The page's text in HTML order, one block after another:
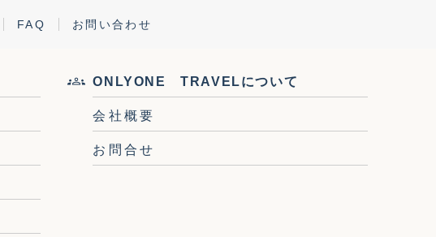
FAQ お問い合わせ
ONLYONE TRAVELについて
会社概要
お問合せ